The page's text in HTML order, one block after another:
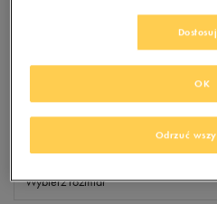
KLUBIE 50 STYLE
Produkt niedostępny
Jeśli artykuł będzie ponownie dostępny,
Wybierz rozmiar
Dostosuj
Odrzuć
OK